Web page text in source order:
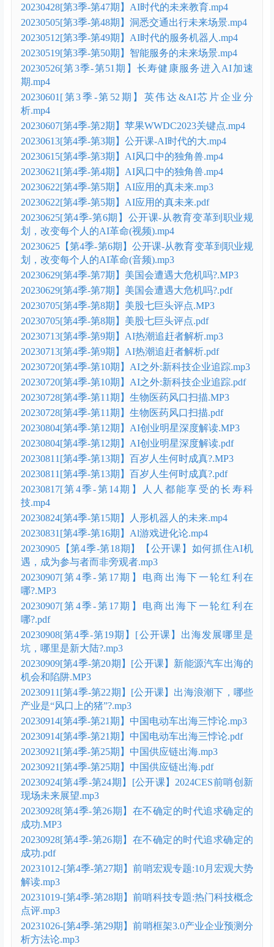
20230428[第3季-第47期】AI时代的未来教育.mp4
20230505[第3季-第48期】洞悉交通出行未来场景.mp4
20230512[第3季-第49期】AI时代的服务机器人.mp4
20230519[第3季-第50期】智能服务的未来场景.mp4
20230526[第3季-第51期】长寿健康服务进入AI加速
期.mp4
20230601[第3季-第52期】英伟达&AI芯片企业分
析.mp4
20230607[第4季-第2期】苹果WWDC2023关键点.mp4
20230613[第4季-第3期】公开课-AI时代的大.mp4
20230615[第4季-第3期】AI风口中的独角兽.mp4
20230621[第4季-第4期】AI风口中的独角兽.mp4
20230622[第4季-第5期】AI应用的真未来.mp3
20230622[第4季-第5期】AI应用的真未来.pdf
20230625[第4季-第6期】公开课-从教育变革到职业规
划，改变每个人的AI革命(视频).mp4
20230625【第4季-第6期】公开课-从教育变革到职业规
划，改变每个人的AI革命(音频).mp3
20230629[第4季-第7期】美国会遭遇大危机吗?.MP3
20230629[第4季-第7期】美国会遭遇大危机吗?.pdf
20230705[第4季-第8期】美股七巨头评点.MP3
20230705[第4季-第8期】美股七巨头评点.pdf
20230713[第4季-第9期】AI热潮追赶者解析.mp3
20230713[第4季-第9期】AI热潮追赶者解析.pdf
20230720[第4季-第10期】AI之外:新科技企业追踪.mp3
20230720[第4季-第10期】AI之外:新科技企业追踪.pdf
20230728[第4季-第11期】生物医药风口扫描.MP3
20230728[第4季-第11期】生物医药风口扫描.pdf
20230804[第4季-第12期】AI创业明星深度解读.MP3
20230804[第4季-第12期】AI创业明星深度解读.pdf
20230811[第4季-第13期】百岁人生何时成真?.MP3
20230811[第4季-第13期】百岁人生何时成真?.pdf
20230817[第4季-第14期】人人都能享受的长寿科
技.mp4
20230824[第4季-第15期】人形机器人的未来.mp4
20230831[第4季-第16期】Al游戏进化论.mp4
20230905【第4季-第18期】【公开课】如何抓住AI机
遇，成为参与者而非旁观者.mp3
20230907[第4季-第17期】电商出海下一轮红利在
哪?.MP3
20230907[第4季-第17期】电商出海下一轮红利在
哪?.pdf
20230908[第4季-第19期】[公开课】出海发展哪里是
坑，哪里是新大陆?.mp3
20230909[第4季-第20期】[公开课】新能源汽车出海的
机会和陷阱.MP3
20230911[第4季-第22期】[公开课】出海浪潮下，哪些
产业是“风口上的猪”?.mp3
20230914[第4季-第21期】中国电动车出海三悖论.mp3
20230914[第4季-第21期】中国电动车出海三悖论.pdf
20230921[第4季-第25期】中国供应链出海.mp3
20230921[第4季-第25期】中国供应链出海.pdf
20230924[第4季-第24期】[公开课】2024CES前哨创新
现场未来展望.mp3
20230928[第4季-第26期】在不确定的时代追求确定的
成功.MP3
20230928[第4季-第26期】在不确定的时代追求确定的
成功.pdf
20231012-[第4季-第27期】前哨宏观专题:10月宏观大势
解读.mp3
20231019-[第4季-第28期】前哨科技专題:热门科技概念
点评.mp3
20231026-[第4季-第29期】前哨框架3.0产业企业预测分
析方法论.mp3